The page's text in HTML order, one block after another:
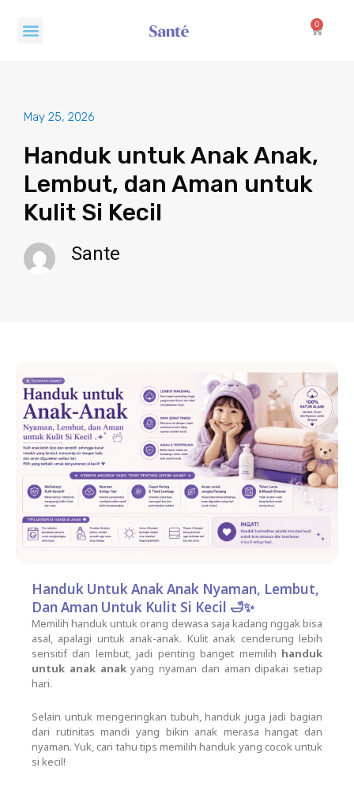
Menu 0 Cart
May 25, 2026
Handuk untuk Anak Anak,
Lembut, dan Aman untuk
Kulit Si Kecil
Sante
Handuk Untuk Anak Anak Nyaman, Lembut,
Dan Aman Untuk Kulit Si Kecil 🛁✨
Memilih handuk untuk orang dewasa saja kadang nggak bisa
asal, apalagi untuk anak-anak. Kulit anak cenderung lebih
sensitif dan lembut, jadi penting banget memilih handuk
untuk anak anakyang nyaman dan aman dipakai setiap
hari.
Selain untuk mengeringkan tubuh, handuk juga jadi bagian
dari rutinitas mandi yang bikin anak merasa hangat dan
nyaman. Yuk, cari tahu tips memilih handuk yang cocok untuk
si kecil!